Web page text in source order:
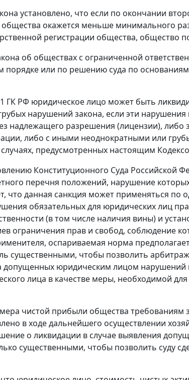
установлено, что если по окончании
окажется меньше минимального
регистрации общества, общество
об обществах с ограниченной
порядке или по решению суда по
ГК РФ юридическое лицо может быть
нарушений закона, если эти
надлежащего разрешения (лицензии),
либо с иными неоднократными или
предусмотренных настоящим
Конституционного Суда Российской
перечня положений, нарушение
что данная санкция может применяться
обязательных для юридических лиц
(в том числе наличия вины) и
ограничения прав и свобод, соблюдение
оспариваемая норма
существенными, чтобы позволить
допущенных юридическим лицом
лица в качестве меры, необходимой
чистой прибыли общества требованиям
в ходе дальнейшего осуществлении
о ликвидации в случае выявления
существенными, чтобы позволить суду